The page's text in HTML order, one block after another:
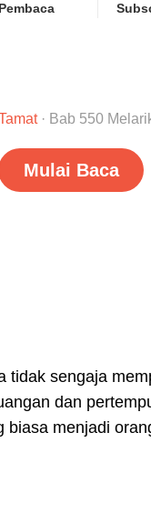
Pembaca
· Bab 550
Mulai Baca
tidak sengaja
dan
biasa menjadi